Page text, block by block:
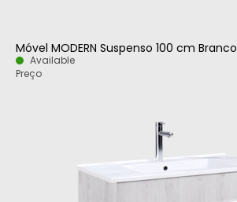
Móvel MODERN Suspenso 100 cm Branco
Available
Preço